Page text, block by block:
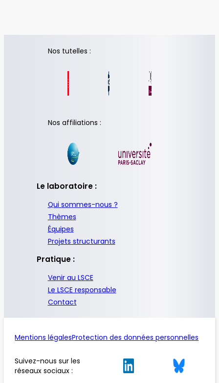
Nos tutelles :
Nos affiliations :
Le laboratoire :
Qui sommes-nous ?
Thèmes
Équipes
Projets structurants
Pratique :
Venir au LSCE
Le LSCE responsable
Contact
Mentions légalesProtection des données personnelles
Suivez-nous sur les
réseaux sociaux :